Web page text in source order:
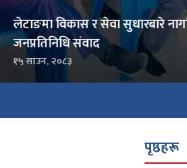
लेटाङमा विकास र सेवा सुधारबारे
जनप्रतिनिधि संवाद
१५ साउन, २०८३
पृष्ठहरू